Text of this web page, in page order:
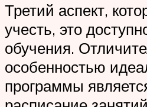
Третий аспект,
учесть, это
обучения.
особенностью
программы